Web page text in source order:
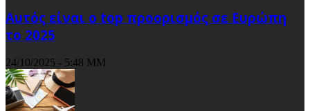
Αυτός είναι ο top προορισμός σε Ευρώπη
το 2025
24/10/2025 - 5:48 ΜΜ